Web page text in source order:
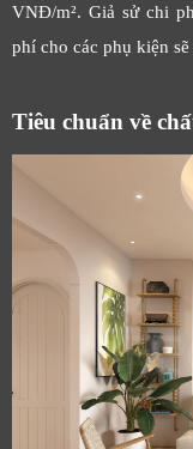
VNĐ/m². Giả sử chi
phí cho các phụ kiện
Tiêu chuẩn về